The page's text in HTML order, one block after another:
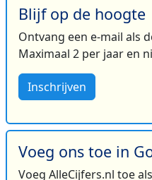
Blijf op de hoogte
Ontvang een e-mail als
Maximaal 2 per jaar en
Inschrijven
Voeg ons toe in
Voeg AlleCijfers.nl toe